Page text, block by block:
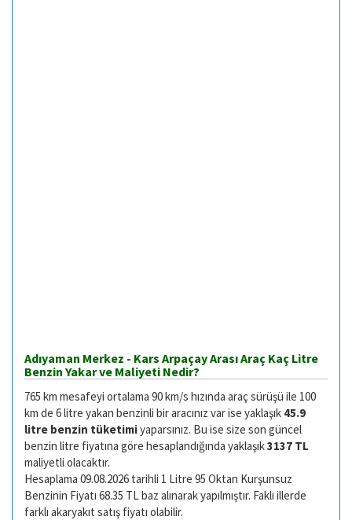
Adıyaman Merkez - Kars Arpaçay Arası Araç Kaç Litre
Benzin Yakar ve Maliyeti Nedir?
765 km mesafeyi ortalama 90 km/s hızında araç sürüşü ile 100
km de 6 litre yakan benzinli bir aracınız var ise yaklaşık 45.9
litre benzin tüketimiyaparsınız. Bu ise size son güncel
benzin litre fiyatına göre hesaplandığında yaklaşık3137 TL
maliyetli olacaktır.
Hesaplama 09.08.2026 tarihli 1 Litre 95 Oktan Kurşunsuz
Benzinin Fiyatı 68.35 TL baz alınarak yapılmıştır. Faklı illerde
farklı akaryakıt satış fiyatı olabilir.